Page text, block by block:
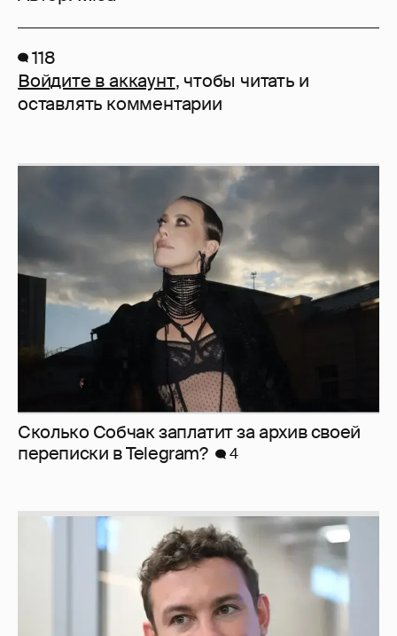
118
Войдите в аккаунт, чтобы читать и
оставлять комментарии
Сколько Собчак заплатит за архив своей
перeписки в Telegram?
4